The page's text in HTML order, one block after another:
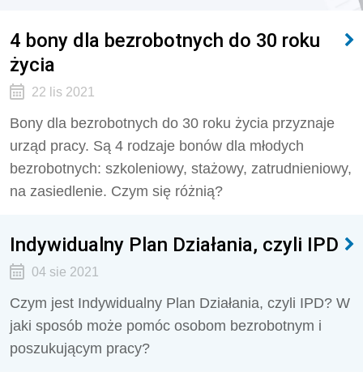
4 bony dla bezrobotnych do 30 roku
życia
22 lis 2021
Bony dla bezrobotnych do 30 roku życia przyznaje
urząd pracy. Są 4 rodzaje bonów dla młodych
bezrobotnych: szkoleniowy, stażowy, zatrudnieniowy,
na zasiedlenie. Czym się różnią?
Indywidualny Plan Działania, czyli IPD
04 sie 2021
Czym jest Indywidualny Plan Działania, czyli IPD? W
jaki sposób może pomóc osobom bezrobotnym i
poszukującym pracy?